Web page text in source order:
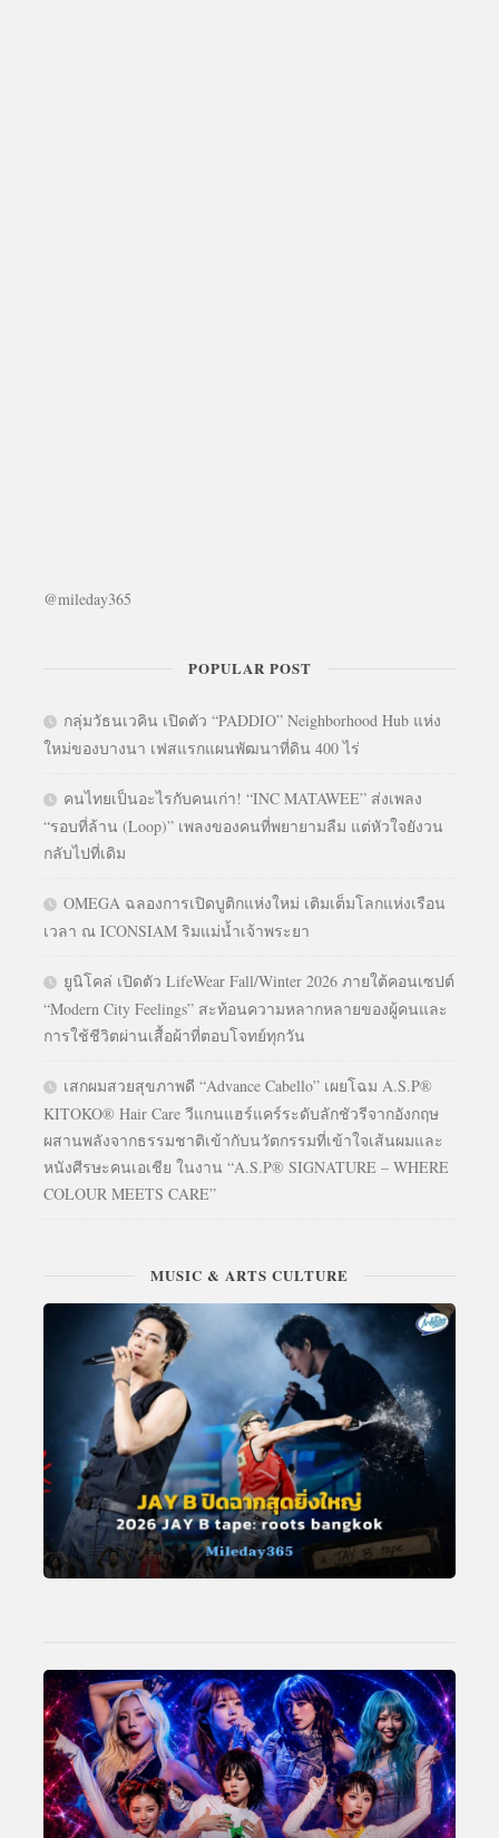
@mileday365
POPULAR POST
กลุ่มวัธนเวคิน เปิดตัว “PADDIO” Neighborhood Hub แห่ง
ใหม่ของบางนา เฟสแรกแผนพัฒนาที่ดิน 400 ไร่
คนไทยเป็นอะไรกับคนเก่า! “INC MATAWEE” ส่งเพลง
“รอบที่ล้าน (Loop)” เพลงของคนที่พยายามลืม แต่หัวใจยังวน
กลับไปที่เดิม
OMEGA ฉลองการเปิดบูติกแห่งใหม่ เติมเต็มโลกแห่งเรือน
เวลา ณ ICONSIAM ริมแม่น้ำเจ้าพระยา
ยูนิโคล่ เปิดตัว LifeWear Fall/Winter 2026 ภายใต้คอนเซปต์
“Modern City Feelings” สะท้อนความหลากหลายของผู้คนและ
การใช้ชีวิตผ่านเสื้อผ้าที่ตอบโจทย์ทุกวัน
เสกผมสวยสุขภาพดี “Advance Cabello” เผยโฉม A.S.P®
KITOKO® Hair Care วีแกนแฮร์แคร์ระดับลักชัวรีจากอังกฤษ
ผสานพลังจากธรรมชาติเข้ากับนวัตกรรมที่เข้าใจเส้นผมและ
หนังศีรษะคนเอเชีย ในงาน “A.S.P® SIGNATURE – WHERE
COLOUR MEETS CARE”
MUSIC & ARTS CULTURE